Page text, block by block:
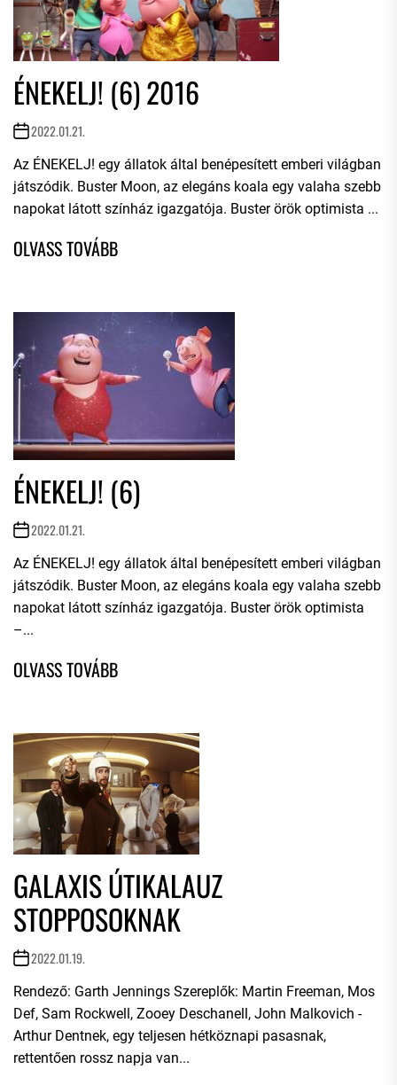
ÉNEKELJ! (6) 2016
2022.01.21.
Az ÉNEKELJ! egy állatok által benépesített emberi világban
játszódik. Buster Moon, az elegáns koala egy valaha szebb
napokat látott színház igazgatója. Buster örök optimista ...
ÉNEKELJ! (6)
2022.01.21.
Az ÉNEKELJ! egy állatok által benépesített emberi világban
játszódik. Buster Moon, az elegáns koala egy valaha szebb
napokat látott színház igazgatója. Buster örök optimista
–...
GALAXIS ÚTIKALAUZ
STOPPOSOKNAK
2022.01.19.
Rendező: Garth Jennings Szereplők: Martin Freeman, Mos
Def, Sam Rockwell, Zooey Deschanell, John Malkovich -
Arthur Dentnek, egy teljesen hétköznapi pasasnak,
rettentően rossz napja van...